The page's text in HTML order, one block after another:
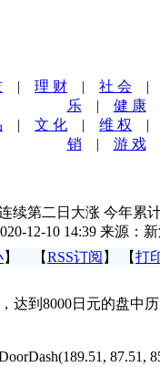
| 理 财 | 社 会
乐| 健 康
| 文 化 | 维 权
销 | 游 戏
续第二日大涨 今年累
12-10 14:39 来源：
】 【RSS订阅 】 【打
到8000日元的盘中
87.51,